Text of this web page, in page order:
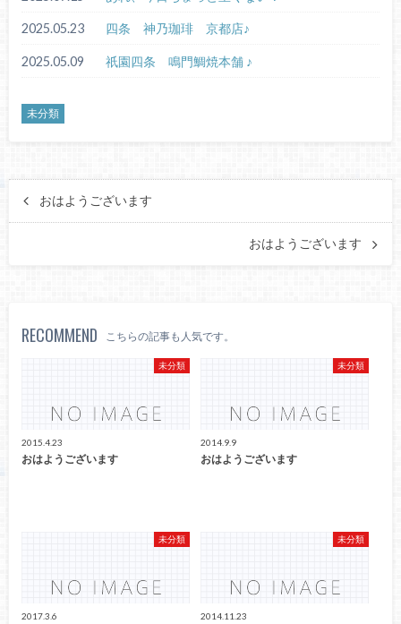
2025.05.23 四条 神乃珈琲 京都店♪
2025.05.09 祇園四条 鳴門鯛焼本舗 ♪
未分類
おはようございます
おはようございます
RECOMMEND こちらの記事も人気です。
未分類
2015.4.23
おはようございます
未分類
2014.9.9
おはようございます
未分類
2017.3.6
未分類
2014.11.23